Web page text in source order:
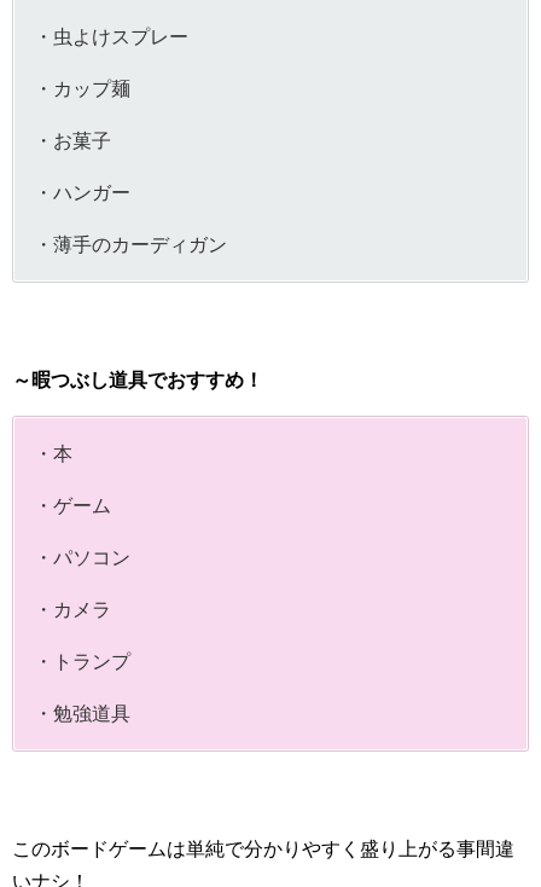
・虫よけスプレー
・カップ麺
・お菓子
・ハンガー
・薄手のカーディガン
～暇つぶし道具でおすすめ！
・本
・ゲーム
・パソコン
・カメラ
・トランプ
・勉強道具
このボードゲームは単純で分かりやすく盛り上がる事間違
いナシ！